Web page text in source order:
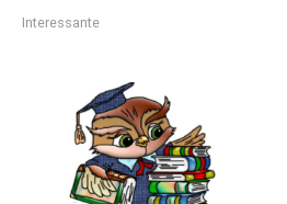
Interessante